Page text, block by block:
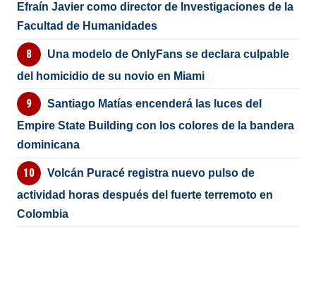
Efraín Javier como director de Investigaciones de la
Facultad de Humanidades
Una modelo de OnlyFans se declara culpable
del homicidio de su novio en Miami
Santiago Matías encenderá las luces del
Empire State Building con los colores de la bandera
dominicana
Volcán Puracé registra nuevo pulso de
actividad horas después del fuerte terremoto en
Colombia